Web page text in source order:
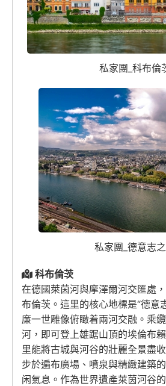
私家團_科布倫
私家團_德意志
科布倫茨
在德國萊茵河與摩澤爾河交匯處
布倫茨。這里的核心地標是“德意
廉一世雕像俯瞰着兩河交融。乘
河，即可登上雄踞山頂的埃倫布
里能將古城與河谷的壯麗全景盡
步於遍布廣場、噴泉與精緻建築
闲氣息。作為世界遺產萊茵河谷